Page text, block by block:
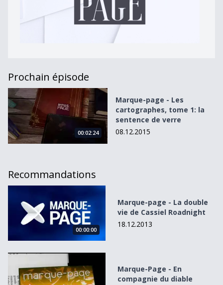
Prochain épisode
Marque-page - Les cartographes, tome 1: la sentence de
00:02:24
Marque-page - Les
cartographes, tome 1: la
sentence de verre
08.12.2015
Recommandations
Marque-page - La double vie de Cassiel Roadnight
00:00:00
Marque-page - La double
vie de Cassiel Roadnight
18.12.2013
Marque-Page - En compagnie du diable
Marque-Page - En
compagnie du diable